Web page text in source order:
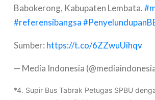
Babokerong, Kabupaten Lembata.
#referensibangsa
Sumber: https://t.co/6ZZwuUihqv
— Media Indonesia
*4. Supir Bus Tabrak Petugas SPBU